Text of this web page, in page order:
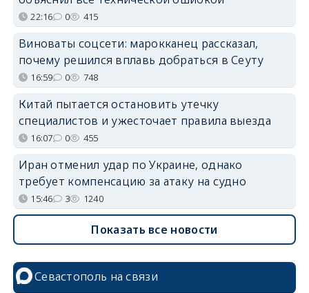
22:16 0 415
Виноваты соцсети: марокканец рассказал,
почему решился вплавь добраться в Сеуту
16:59 0 748
Китай пытается остановить утечку
специалистов и ужесточает правила выезда
16:07 0 455
Иран отменил удар по Украине, однако
требует компенсацию за атаку на судно
15:46 3 1240
Показать все новости
Севастополь на связи